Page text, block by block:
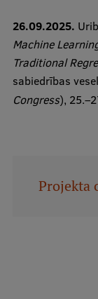
Mobilitātes
EATRIS
26.09.2025.
Machine
Traditional
sabiedrības
Congress),
Projekta